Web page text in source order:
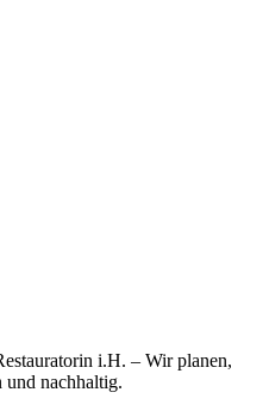
i.H. – Wir planen,
und nachhaltig.